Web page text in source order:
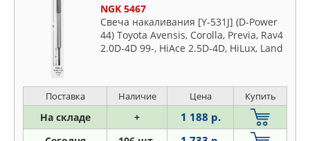
BLUE PRINT
BOSCH
BRISK
BSG
CHAMPION
Cadillac
Chevrolet
Chrysler
Citroen
Daewoo
NGK 5467
Свеча накаливания [Y-531J] (D-Power
44) Toyota Avensis, Corolla, Previa, Rav4
2.0D-4D 99-, HiAce 2.5D-4D, HiLux, Land
Поставка Наличие Цена Купить
На складе + 1 188 р.